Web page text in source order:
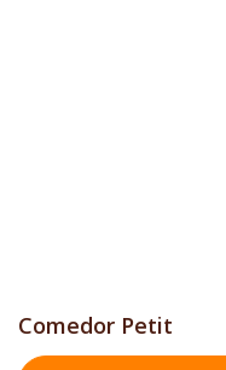
Comedor Petit